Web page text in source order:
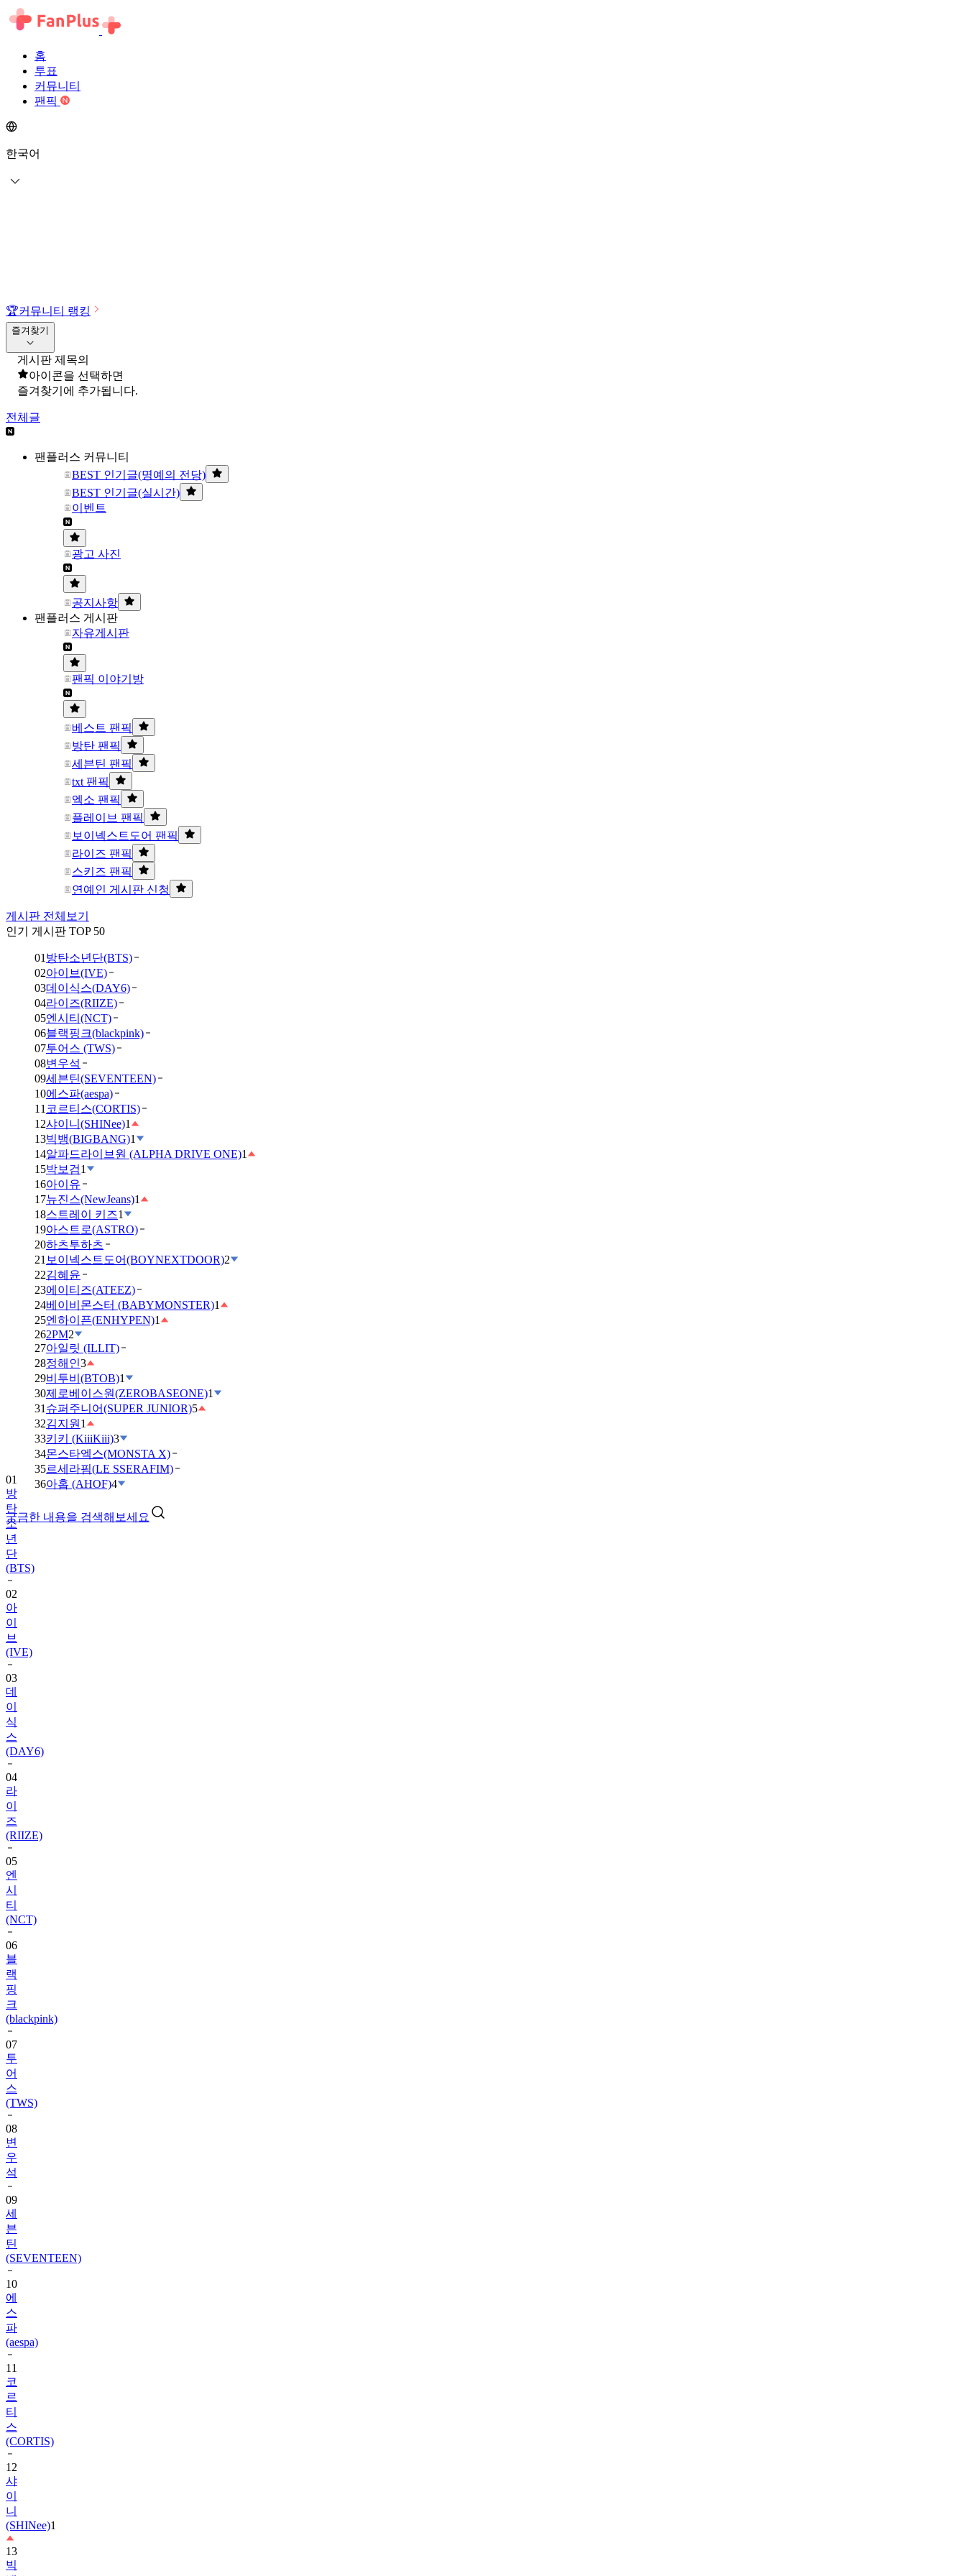
홈
투표
커뮤니티
팬픽
한국어
🏆커뮤니티 랭킹
즐겨찾기
게시판 제목의
아이콘을 선택하면
즐겨찾기에 추가됩니다.
전체글
팬플러스 커뮤니티
BEST 인기글(명예의 전당)
BEST 인기글(실시간)
이벤트
광고 사진
공지사항
팬플러스 게시판
자유게시판
팬픽 이야기방
베스트 팬픽
방탄 팬픽
세븐틴 팬픽
txt 팬픽
엑소 팬픽
플레이브 팬픽
보이넥스트도어 팬픽
라이즈 팬픽
스키즈 팬픽
연예인 게시판 신청
게시판 전체보기
인기 게시판 TOP 50
01 방탄소년단(BTS)
02아이브(IVE)
03데이식스(DAY6)
04라이즈(RIIZE)
05엔시티(NCT)
06블랙핑크(blackpink)
07투어스 (TWS)
08변우석
09세븐틴(SEVENTEEN)
10에스파(aespa)
11 코르티스(CORTIS)
12샤이니(SHINee)1
13빅뱅(BIGBANG)1
14알파드라이브원 (ALPHA DRIVE ONE)1
15박보검1
16아이유
17뉴진스(NewJeans)1
18스트레이 키즈1
19아스트로(ASTRO)
20하츠투하츠
21 보이넥스트도어(BOYNEXTDOOR)2
22김혜윤
23에이티즈(ATEEZ)
24베이비몬스터 (BABYMONSTER)1
25엔하이픈(ENHYPEN)1
262PM2
27아일릿 (ILLIT)
28정해인3
29비투비(BTOB)1
30제로베이스원(ZEROBASEONE)1
31 슈퍼주니어(SUPER JUNIOR)5
32김지원 1
33키키 (KiiiKiii)3
34몬스타엑스(MONSTA X)
35르세라핌(LE SSERAFIM)
36아홉 (AHOF)4
궁금한 내용을 검색해보세요
01
방
탄
소
년
단
(BTS)
02
아
이
브
(IVE)
03
데
이
식
스
(DAY6)
04
라
이
즈
(RIIZE)
05
엔
시
티
(NCT)
06
블
랙
핑
크
(blackpink)
07
투
어
스
(TWS)
08
변
우
석
09
세
븐
틴
(SEVENTEEN)
10
에
스
파
(aespa)
11
코
르
티
스
(CORTIS)
12
샤
이
니
(SHINee)1
13
빅